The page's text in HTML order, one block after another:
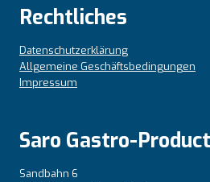
Rechtliches
Datenschutzerklärung
Allgemeine Geschäftsbedingungen
Impressum
Saro Gastro-
Sandbahn 6